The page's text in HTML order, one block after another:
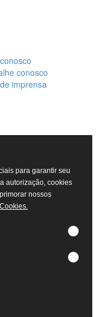
conosco
imprensa
para garantir seu
autorização, cookies
nossos